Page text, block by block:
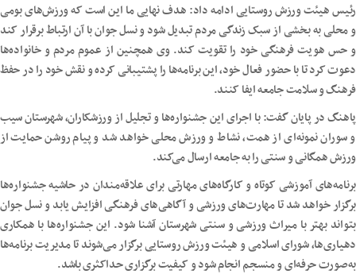
رئیس هیئت ورزش روستایی ادامه داد: هدف نهایی ما این است که ورزش‌های بومی
و محلی به بخشی از سبک زندگی مردم تبدیل شود و نسل جوان با آن ارتباط برقرار کند
و حس هویت فرهنگی خود را تقویت کند. وی همچنین از عموم مردم و خانواده‌ها
دعوت کرد تا با حضور فعال خود، این برنامه‌ها را پشتیبانی کرده و نقش خود را در حفظ
فرهنگ و سلامت جامعه ایفا کنند.
پاهنگ در پایان گفت: با اجرای این جشنواره‌ها و تجلیل از ورزشکاران، شهرستان سیب
و سوران نمونه‌ای از همت، نشاط و ورزش محلی خواهد شد و پیام روشن حمایت از
ورزش همگانی و سنتی را به جامعه ارسال می‌کند.
برنامه‌های آموزشی کوتاه و کارگاه‌های مهارتی برای علاقه‌مندان در حاشیه جشنواره‌ها
برگزار خواهد شد تا مهارت‌های ورزشی و آگاهی‌های فرهنگی افزایش یابد و نسل جوان
بتواند بهتر با میراث ورزشی و سنتی شهرستان آشنا شود. این جشنواره‌ها با همکاری
دهیاری‌ها، شورای اسلامی و هیئت ورزش روستایی برگزار می‌شوند تا مدیریت برنامه‌ها
به‌صورت حرفه‌ای و منسجم انجام شود و کیفیت برگزاری حداکثری باشد.